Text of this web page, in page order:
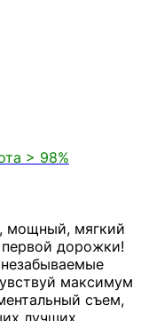
> 98%
мощный, мягкий
дорожки!
незабываемые
максимум
съем,
лучших